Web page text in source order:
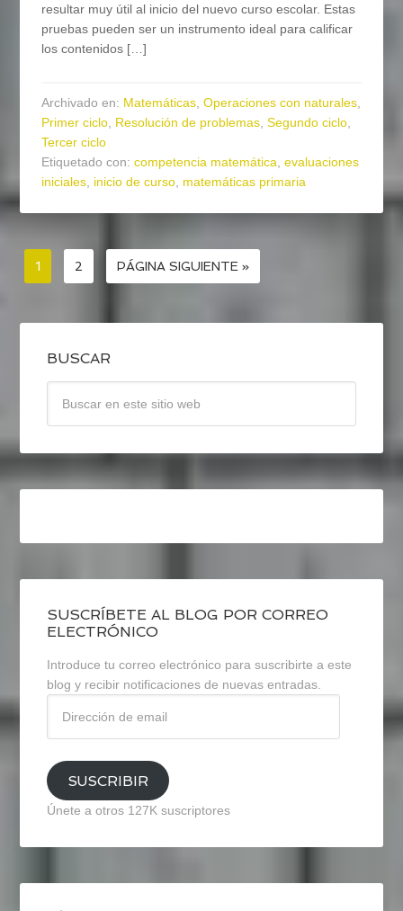
resultar muy útil al inicio del nuevo curso escolar. Estas
pruebas pueden ser un instrumento ideal para calificar
los contenidos […]
Archivado en: Matemáticas,Operaciones con naturales,
Primer ciclo, Resolución de problemas,Segundo ciclo,
Tercer ciclo
Etiquetado con:competencia matemática,evaluaciones
iniciales, inicio de curso, matemáticas primaria
1 2 PÁGINA SIGUIENTE »
BUSCAR
SUSCRÍBETE AL BLOG POR CORREO
ELECTRÓNICO
Introduce tu correo electrónico para suscribirte a este
blog y recibir notificaciones de nuevas entradas.
email
SUSCRIBIR
Únete a otros 127K suscriptores